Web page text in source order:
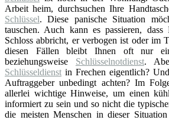
Arbeit heim, durchsuchen Ihre
Schlüssel. Diese panische Situation
tauschen. Auch kann es passieren, dass
Schloss abbricht, er verbogen ist oder im
diesen Fällen bleibt Ihnen oft nur
beziehungsweise Schlüsselnotdienst.
Schlüsseldienst in Frechen eigentlich?
Auftraggeber unbedingt achten? Im
allerlei wichtige Hinweise, um einen
informiert zu sein und so nicht die
die meisten Menschen in dieser